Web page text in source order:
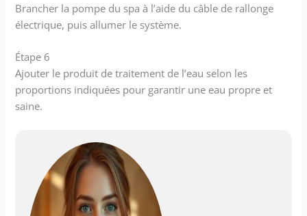
Brancher la pompe du spa à l’aide du câble de rallonge
électrique, puis allumer le système.
Étape 6
Ajouter le produit de traitement de l’eau selon les
proportions indiquées pour garantir une eau propre et
saine.